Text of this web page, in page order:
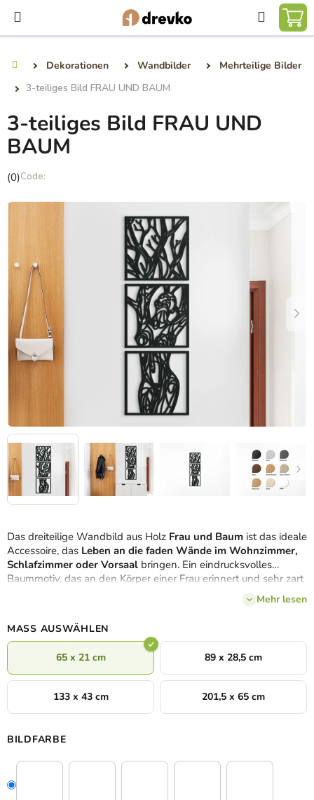
Inhalt
springen
Suchen
Dekorationen Wandbilder
Mehrteilige Bilder
3-teiliges Bild FRAU UND BAUM
Das dreiteilige Wandbild aus Holz Frau und Baum ist das ideale
Accessoire, das Leben an die faden Wände im Wohnzimmer,
Schlafzimmer oder Vorsaal bringen. Ein eindrucksvolles
Baummotiv, das an den Körper einer Frau erinnert und sehr zart
Mehr lesen
MASS AUSWÄHLEN
65 x 21 cm 89 x 28,5 cm
133 x 43 cm 201,5 x 65 cm
BILDFARBE
3-teiliges Bild FRAU UND
BAUM
Die
Produktbewertung
Sternen.
(0)